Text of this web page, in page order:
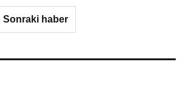
Sonraki haber